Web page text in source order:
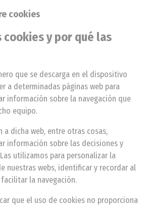
cookies
cookies y por qué las
que se descarga en el dispositivo
a determinadas páginas web para
información sobre la navegación que
equipo.
a dicha web, entre otras cosas,
información sobre las decisiones y
utilizamos para personalizar la
nuestras webs, identificar y recordar al
la navegación.
que el uso de cookies no proporciona